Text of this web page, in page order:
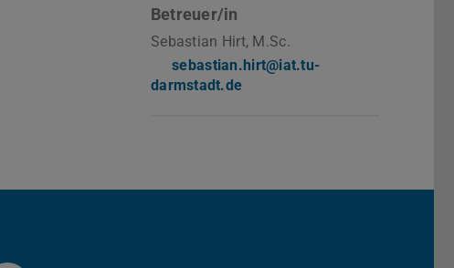
Betreuer/in
Sebastian Hirt, M.Sc.
sebastian.hirt@iat.tu-
darmstadt.de